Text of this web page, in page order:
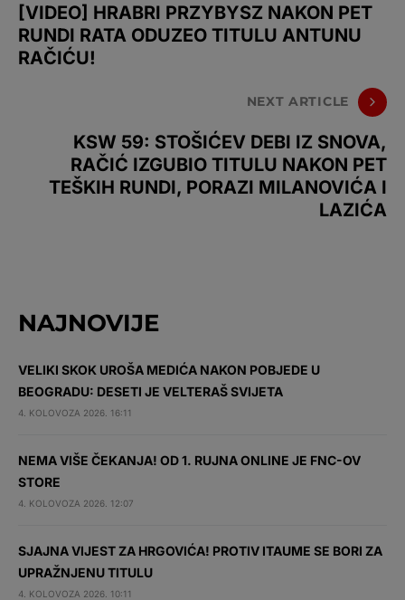
[VIDEO] HRABRI PRZYBYSZ NAKON PET
RUNDI RATA ODUZEO TITULU ANTUNU
RAČIĆU!
NEXT ARTICLE
KSW 59: STOŠIĆEV DEBI IZ SNOVA,
RAČIĆ IZGUBIO TITULU NAKON PET
TEŠKIH RUNDI, PORAZI MILANOVIĆA I
LAZIĆA
NAJNOVIJE
VELIKI SKOK UROŠA MEDIĆA NAKON POBJEDE U
BEOGRADU: DESETI JE VELTERAŠ SVIJETA
4. KOLOVOZA 2026. 16:11
NEMA VIŠE ČEKANJA! OD 1. RUJNA ONLINE JE FNC-OV
STORE
4. KOLOVOZA 2026. 12:07
SJAJNA VIJEST ZA HRGOVIĆA! PROTIV ITAUME SE BORI ZA
UPRAŽNJENU TITULU
4. KOLOVOZA 2026. 10:11